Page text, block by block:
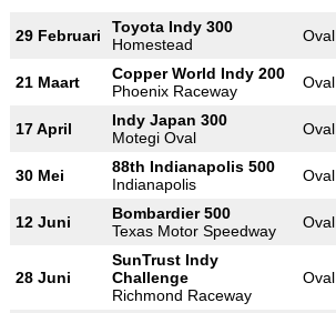
29 Februari
Toyota Indy 300
Homestead
Oval
21 Maart
Copper World Indy 200
Phoenix Raceway
Oval
17 April
Indy Japan 300
Motegi Oval
Oval
30 Mei
88th Indianapolis 500
Indianapolis
Oval
12 Juni
Bombardier 500
Texas Motor Speedway
Oval
28 Juni
SunTrust Indy
Challenge
Richmond Raceway
Oval